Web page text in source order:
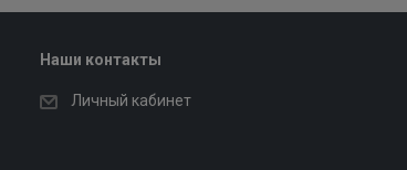
Наши контакты
Личный кабинет